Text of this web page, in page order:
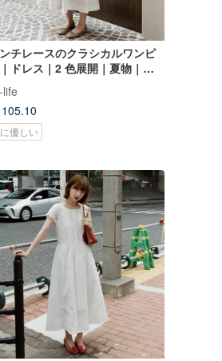
チレースのクラシカルワンピ
ドレス｜2 色展開｜夏物｜
優しい